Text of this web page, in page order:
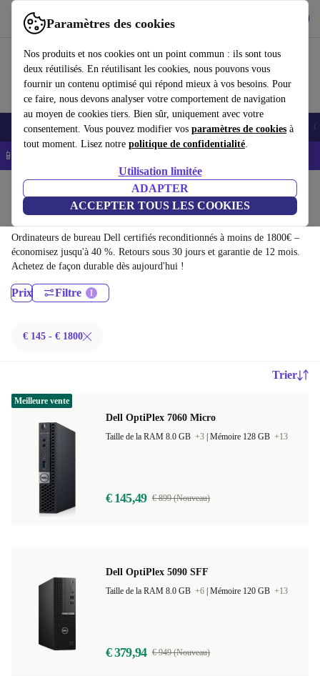
Paramètres des cookies
Nos produits et nos cookies ont un point commun : ils sont tous
deux réutilisés. En réutilisant les cookies, nous pouvons vous
fournir un contenu optimisé qui répond mieux à vos besoins. Pour
ce faire, nous devons analyser votre comportement de navigation
au moyen de cookies tiers. Bien sûr, uniquement avec votre
consentement. Vous pouvez modifier vos paramètres de cookies à
tout moment. Lisez notre politique de confidentialité.
Utilisation limitée
ADAPTER
ACCEPTER TOUS LES COOKIES
Utilisez refurbed rapidement et facilement
Smartphones Laptops Tablettes Montres connectées Accessoires
📱 -5% EXTRA sur les iPhones – Code : IPHONEDEAL -
Ordinateurs de bureau
Ordinateurs de bureau Dell:
Ordinateurs de bureau Dell certifiés reconditionnés à moins de 1800€ –
économisez jusqu'à 40 %. Retours sous 30 jours et garantie de 12 mois.
Achetez de façon durable dès aujourd'hui !
Prix Filtre
€ 145 - € 1800
Trier
Dell OptiPlex 7060 Micro
Taille de la RAM 8.0 GB +3 Mémoire 128 GB +13
€ 145,49 € 899 (Nouveau)
Meilleure vente
Dell OptiPlex 5090 SFF
Taille de la RAM 8.0 GB +6 Mémoire 120 GB +13
€ 379,94 € 949 (Nouveau)